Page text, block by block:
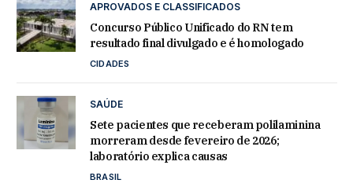
APROVADOS E CLASSIFICADOS
Concurso Público Unificado do RN tem
resultado final divulgado e é homologado
CIDADES
SAÚDE
Sete pacientes que receberam polilaminina
morreram desde fevereiro de 2026;
laboratório explica causas
BRASIL